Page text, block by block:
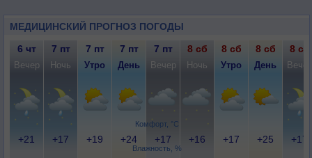
МЕДИЦИНСКИЙ ПРОГНОЗ ПОГОДЫ
Комфорт, °C
Влажность, %
6 чт 7 пт 7 пт 7 пт 7 пт 8 сб 8 сб 8 сб 8 сб
Вечер Ночь Утро День Вечер Ночь Утро День Вечер
+21 +17 +19 +24 +17 +16 +17 +25 +17